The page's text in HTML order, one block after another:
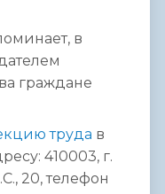
в
граждане
труда в
410003, г.
20, телефон